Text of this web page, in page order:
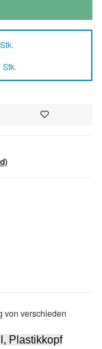
von verschieden
Plastikkopf